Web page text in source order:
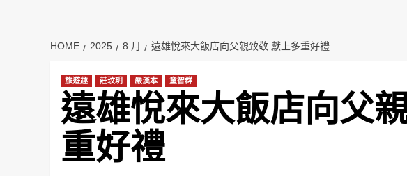
HOME 2025 8 月 遠雄悅來大飯店向父親致敬 獻上多重好禮
旅遊趣 莊玟玥 嚴漢本 童智群
遠雄悅來大飯店向父
重好禮